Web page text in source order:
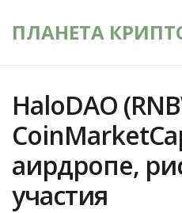
ПЛАНЕТА
HaloDAO
аирдропе,
участия